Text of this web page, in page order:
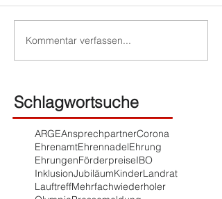
Kommentar verfassen...
Schlagwortsuche
ARGEAnsprechpartnerCorona
EhrenamtEhrennadelEhrung
EhrungenFörderpreiseIBO
InklusionJubiläumKinderLandrat
LauftreffMehrfachwiederholer